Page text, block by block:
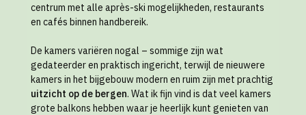
centrum met alle après-ski mogelijkheden, restaurants
en cafés binnen handbereik.
De kamers variëren nogal – sommige zijn wat
gedateerder en praktisch ingericht, terwijl de nieuwere
kamers in het bijgebouw modern en ruim zijn met prachtig
uitzicht op de bergen. Wat ik fijn vind is dat veel kamers
grote balkons hebben waar je heerlijk kunt genieten van